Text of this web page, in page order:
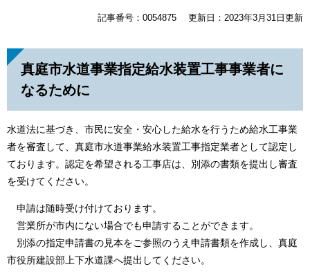
記事番号：0054875 更新日：2023年3月31日更新
真庭市水道事業指定給水装置工事事業者に
なるために
水道法に基づき、市民に安全・安心した給水を行うため給水工事業
者を審査して、真庭市水道事業給水装置工事指定業者として認定し
ております。認定を希望される工事店は、別添の書類を提出し審査
を受けてください。
申請は随時受け付けております。
営業所が市内にない場合でも申請することができます。
別添の指定申請書の見本をご参照のうえ申請書類を作成し、真庭
市役所建設部上下水道課へ提出してください。